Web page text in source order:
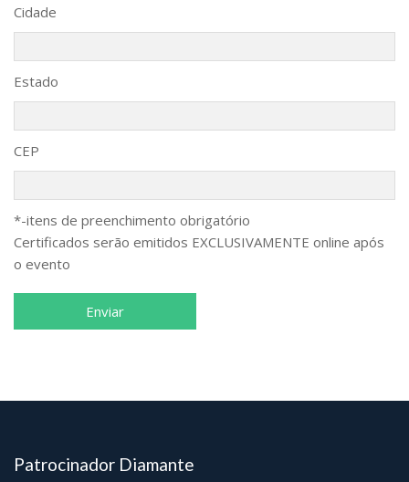
Cidade
Estado
CEP
*-itens de preenchimento obrigatório
Certificados serão emitidos EXCLUSIVAMENTE online após
o evento
Patrocinador Diamante